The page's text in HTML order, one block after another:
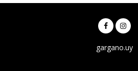
gargano.uy